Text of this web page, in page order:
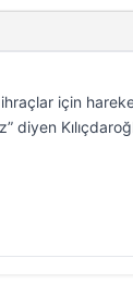
ihraçlar için
diyen